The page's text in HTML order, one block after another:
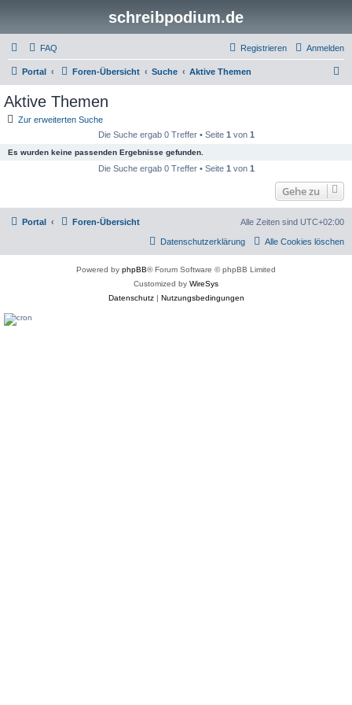
schreibpodium.de
FAQ Anmelden
Registrieren
Portal Foren-Übersicht Suche Aktive Themen
Aktive Themen
Zur erweiterten Suche
Die Suche ergab 0 Treffer • Seite 1 von 1
Es wurden keine passenden Ergebnisse gefunden.
Die Suche ergab 0 Treffer • Seite 1 von 1
Gehe zu
Portal Foren-Übersicht Alle Zeiten sind UTC+02:00
Alle Cookies löschen
Datenschutzerklärung
Powered by phpBB® Forum Software © phpBB Limited
Customized by WireSys
Datenschutz| Nutzungsbedingungen